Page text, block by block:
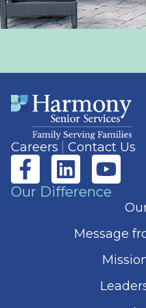
Careers Contact Us
Our Difference
Message